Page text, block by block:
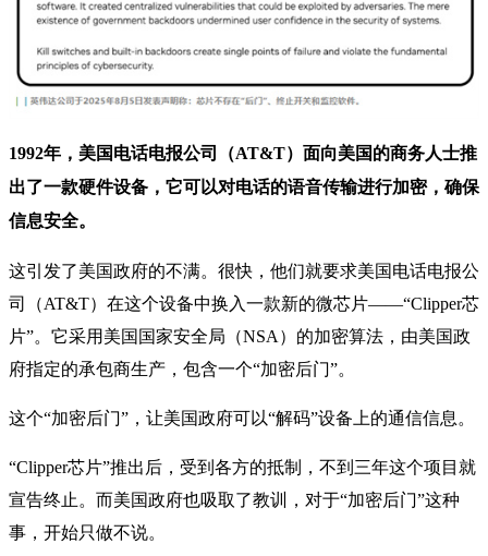
1992年，美国电话电报公司（AT&T）面向美国的商务人士推
出了一款硬件设备，它可以对电话的语音传输进行加密，确保
信息安全。
这引发了美国政府的不满。很快，他们就要求美国电话电报公
司（AT&T）在这个设备中换入一款新的微芯片——“Clipper芯
片”。它采用美国国家安全局（NSA）的加密算法，由美国政
府指定的承包商生产，包含一个“加密后门”。
这个“加密后门”，让美国政府可以“解码”设备上的通信信息。
“Clipper芯片”推出后，受到各方的抵制，不到三年这个项目就
宣告终止。而美国政府也吸取了教训，对于“加密后门”这种
事，开始只做不说。